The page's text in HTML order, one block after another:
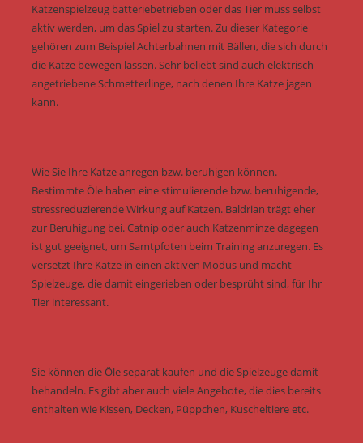
Katzenspielzeug batteriebetrieben oder das Tier muss selbst
aktiv werden, um das Spiel zu starten. Zu dieser Kategorie
gehören zum Beispiel Achterbahnen mit Bällen, die sich durch
die Katze bewegen lassen. Sehr beliebt sind auch elektrisch
angetriebene Schmetterlinge, nach denen Ihre Katze jagen
kann.
Wie Sie Ihre Katze anregen bzw. beruhigen können.
Bestimmte Öle haben eine stimulierende bzw. beruhigende,
stressreduzierende Wirkung auf Katzen. Baldrian trägt eher
zur Beruhigung bei. Catnip oder auch Katzenminze dagegen
ist gut geeignet, um Samtpfoten beim Training anzuregen. Es
versetzt Ihre Katze in einen aktiven Modus und macht
Spielzeuge, die damit eingerieben oder besprüht sind, für Ihr
Tier interessant.
Sie können die Öle separat kaufen und die Spielzeuge damit
behandeln. Es gibt aber auch viele Angebote, die dies bereits
enthalten wie Kissen, Decken, Püppchen, Kuscheltiere etc.